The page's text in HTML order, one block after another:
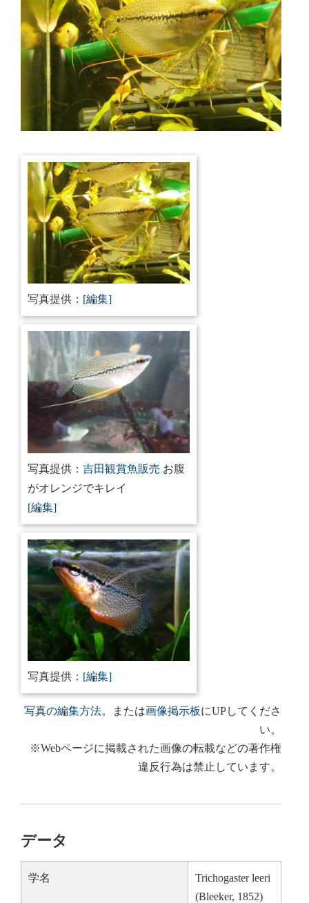
写真提供： [編集]
写真提供： 吉田観賞魚販売 お腹
がオレンジでキレイ
[編集]
写真提供： [編集]
写真の編集方法。または画像掲示板にUPしてくださ
い。
※Webページに掲載された画像の転載などの著作権
違反行為は禁止しています。
データ
学名
Trichogaster leeri
(Bleeker, 1852)